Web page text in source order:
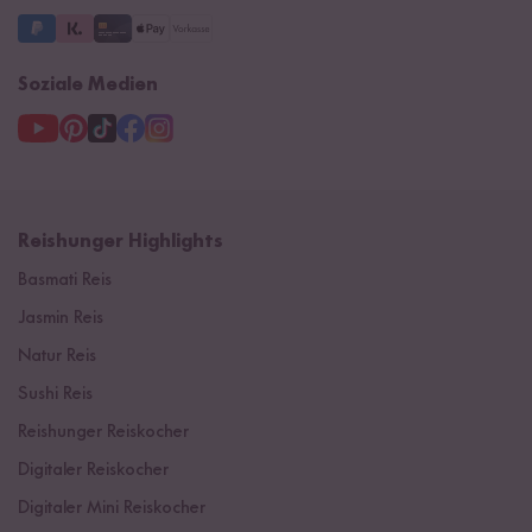
Soziale Medien
Reishunger Highlights
Basmati Reis
Jasmin Reis
Natur Reis
Sushi Reis
Reishunger Reiskocher
Digitaler Reiskocher
Digitaler Mini Reiskocher